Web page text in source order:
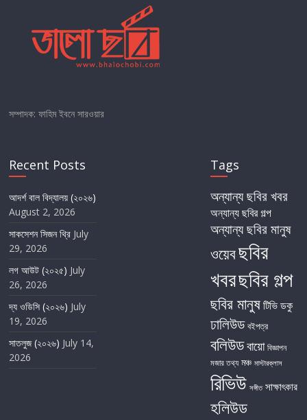
সম্পাদক: ফাহিম ইবনে সারওয়ার
Recent Posts
আদর্শ বাল বিদ্যালয় (২০২৬)
August 2, 2026
সাকসেশন সিজন থ্রি July
29, 2026
লগ আউট (২০২৫) July
26, 2026
দ্য ওডিসি (২০২৬) July
19, 2026
সাতলুজ (২০২৬) July 14,
2026
Tags
অন্যান্য ছবির খবর
অন্যান্য ছবির গল্প
অন্যান্য ছবির মানুষ
ওয়েবছবির
খবরছবির গল্প
ছবির মানুষটিভিডকু
ঢালিউড বইপত্র
বলিউডবায়ো বিজ্ঞাপন
মজার তথ্য মঞ্চ মাস্টারক্লাস
রিভিউ সঙ্গীত সাক্ষাৎকার
হলিউড